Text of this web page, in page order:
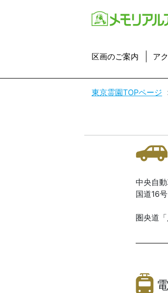
区画のご案内 ア
東京霊園TOPページ
中央自
国道16
圏央道